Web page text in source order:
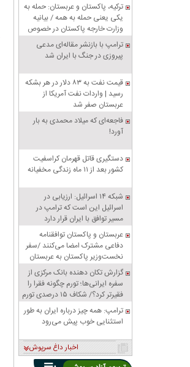
ترکیه، پاکستان و عربستان: حمله به
یکی یعنی حمله به همه / بیانیه
وزارت خارجه پاکستان در خصوص
پیمان دفاعی مشترک مکه
ترامپ با بازنشر مقاله‌ای مدعی
پیروزی در جنگ با ایران شد
قیمت نفت به ۸۳ دلار در هر بشکه
رسید | واردات نفت آمریکا از
عربستان صفر شد
فاجعه‌ای که میلاد محمدی به بار
آورد!
دستگیری قاتل قهرمان کراسفیت
کشور بعد از ۱۱ ماه زندگی مخفیانه
شبکه ۱۴ اسرائیل: ارزیابی در
اسرائیل این است که ترامپ در
مسیر توافق با ایران قرار دارد
عربستان و پاکستان توافقنامه
دفاعی مشترک امضا می‌کنند /سفر
نخست‌وزیر پاکستان به عربستان
گزارش تکان‌ دهنده بانک مرکزی از
سفره ایرانی‌ها؛ تورم چگونه فقرا را
فقیرتر کرد؟/ شکاف ۱۵ درصدی تورم
میان فقیر و غنی
ترامپ: همه چیز درباره ایران به طور
استثنایی خوب پیش می‌رود
اخبار داغ سرپوش